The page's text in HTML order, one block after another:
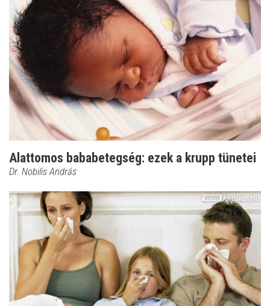
Alattomos bababetegség: ezek a krupp tünetei
Dr. Nobilis András